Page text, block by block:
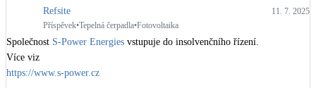
Refsite
11. 7. 2025
Příspěvek•Tepelná čerpadla•Fotovoltaika
Společnost S-Power Energies vstupuje do insolvenčního řízení.
https://www.s-power.cz